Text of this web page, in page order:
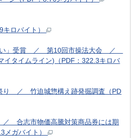
キロバイト）
い」受賞 ／ 第10回市操法大会 ／
イタイムライン)（PDF：322.3キロバ
り ／ 竹迫城惣構え跡発掘調査（PD
合志市物価高騰対策商品券には期
メガバイト）